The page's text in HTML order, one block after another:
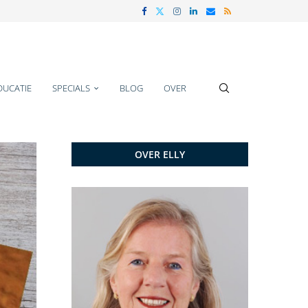
SPECIALS BLOG OVER
OVER ELLY